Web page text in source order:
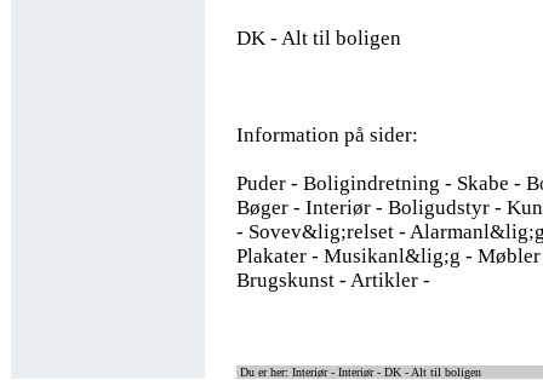
DK - Alt til boligen
Information på sider:
Puder - Boligindretning - Skabe -
Bøger - Interiør - Boligudstyr -
- Sovev&lig;relset -
Plakater - Musikanl&lig;g -
Brugskunst - Artikler -
Du er her: Interiør - Interiør - DK - Alt til boligen